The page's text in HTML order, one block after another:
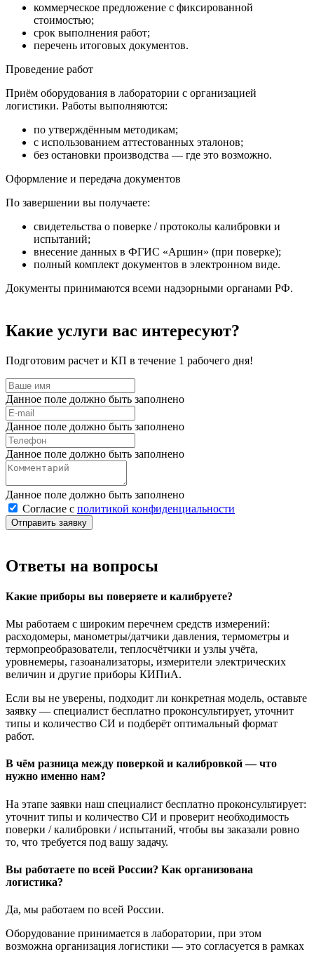
коммерческое предложение с фиксированной
стоимостью;
срок выполнения работ;
перечень итоговых документов.
Проведение работ
Приём оборудования в лаборатории с организацией
логистики. Работы выполняются:
по утверждённым методикам;
с использованием аттестованных эталонов;
без остановки производства — где это возможно.
Оформление и передача документов
По завершении вы получаете:
свидетельства о поверке / протоколы калибровки и
испытаний;
внесение данных в ФГИС «Аршин» (при поверке);
полный комплект документов в электронном виде.
Документы принимаются всеми надзорными органами РФ.
Какие услуги вас интересуют?
Подготовим расчет и КП в течение 1 рабочего дня!
Данное поле должно быть заполнено
Данное поле должно быть заполнено
Данное поле должно быть заполнено
Данное поле должно быть заполнено
Согласие с политикой конфиденциальности
Отправить заявку
Ответы на вопросы
Какие приборы вы поверяете и калибруете?
Мы работаем с широким перечнем средств измерений:
расходомеры, манометры/датчики давления, термометры и
термопреобразователи, теплосчётчики и узлы учёта,
уровнемеры, газоанализаторы, измерители электрических
величин и другие приборы КИПиА.
Если вы не уверены, подходит ли конкретная модель, оставьте
заявку — специалист бесплатно проконсультирует, уточнит
типы и количество СИ и подберёт оптимальный формат
работ.
В чём разница между поверкой и калибровкой — что
нужно именно нам?
На этапе заявки наш специалист бесплатно проконсультирует:
уточнит типы и количество СИ и проверит необходимость
поверки / калибровки / испытаний, чтобы вы заказали ровно
то, что требуется под вашу задачу.
Вы работаете по всей России? Как организована
логистика?
Да, мы работаем по всей России.
Оборудование принимается в лаборатории, при этом
возможна организация логистики — это согласуется в рамках